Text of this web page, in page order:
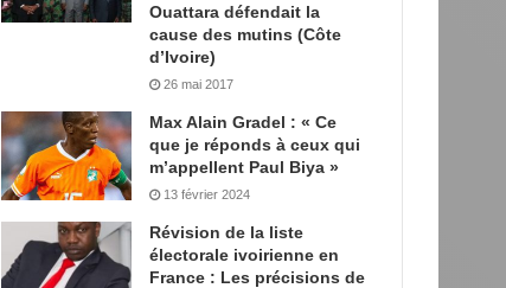
Ouattara défendait la
cause des mutins (Côte
d’Ivoire)
26 mai 2017
Max Alain Gradel : « Ce
que je réponds à ceux qui
m’appellent Paul Biya »
13 février 2024
Révision de la liste
électorale ivoirienne en
France : Les précisions de